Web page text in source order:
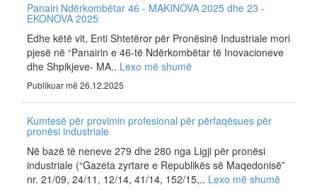
Panairi Ndërkombëtar 46 - MAKINOVA 2025 dhe 23 -
EKONOVA 2025
Edhe këtë vit, Enti Shtetëror për Pronësinë Industriale mori
pjesë në “Panairin e 46-të Ndërkombëtar të Inovacioneve
dhe Shpikjeve- MA.. Lexo më shumë
Publikuar më 26.12.2025
Kumtesë për provimin profesional për përfaqësues për
pronësi industriale
Në bazë të neneve 279 dhe 280 nga Ligji për pronësi
industriale (“Gazeta zyrtare e Republikës së Maqedonisë”
nr. 21/09, 24/11, 12/14, 41/14, 152/15,.. Lexo më shumë